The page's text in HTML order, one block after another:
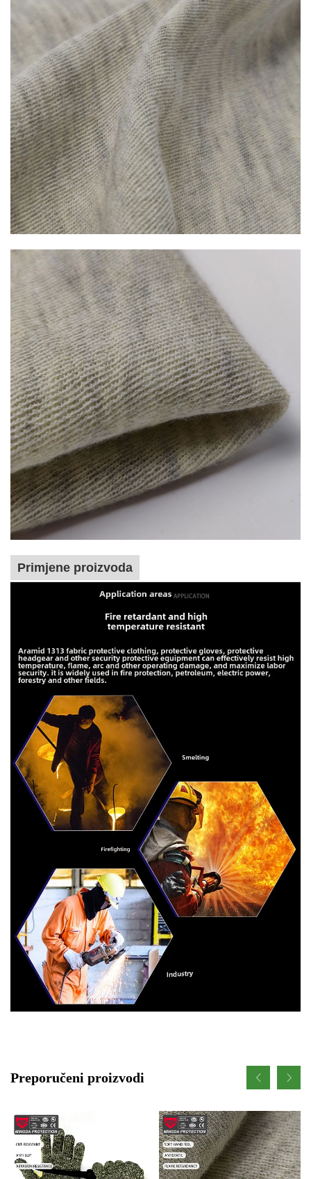
Primjene proizvoda
Preporučeni proizvodi